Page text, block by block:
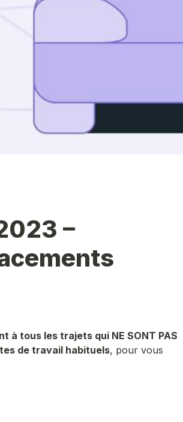
–
à tous les trajets qui NE SONT PAS
de travail habituels, pour vous